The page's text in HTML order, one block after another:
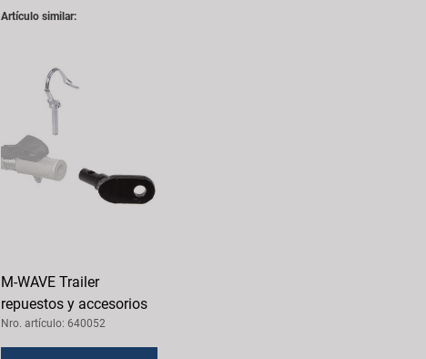
Artículo similar:
M-WAVE Trailer
repuestos y accesorios
Nro. artículo: 640052